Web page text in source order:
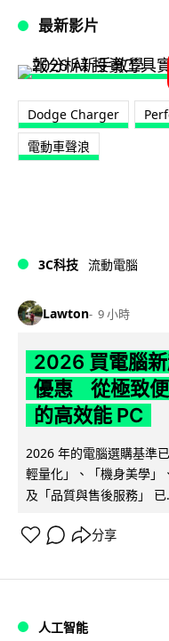
最新影片
Dodge Charger
電動車聲浪
3C科技 流動電腦
Lawton 9 小時
2026 買電腦
優惠 從極致便
的高效能 PC
2026 年的電腦選購基準
輕量化」、「機身美學」
及「品質與售後服務」 已
分享
人工智能